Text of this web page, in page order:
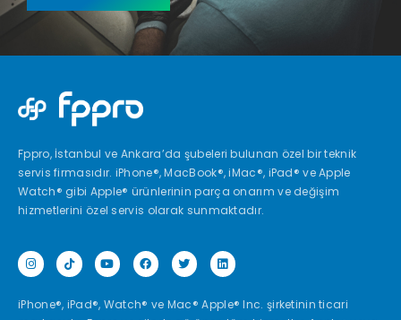
Fppro, İstanbul ve Ankara’da şubeleri bulunan özel bir teknik
servis firmasıdır. iPhone®, MacBook®, iMac®, iPad® ve Apple
Watch® gibi Apple® ürünlerinin parça onarım ve değişim
hizmetlerini özel servis olarak sunmaktadır.
iPhone®, iPad®, Watch® ve Mac® Apple® Inc. şirketinin ticari